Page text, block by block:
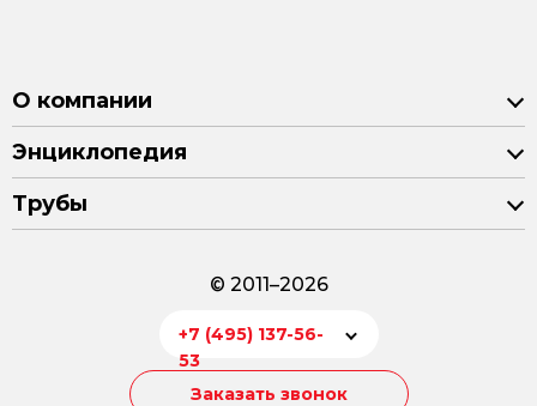
О компании
Энциклопедия
Трубы
© 2011–2026
+7 (495) 137-56-
53
Заказать звонок